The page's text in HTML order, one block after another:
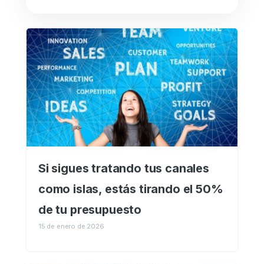
Si sigues tratando tus canales
como islas, estás tirando el 50%
de tu presupuesto
15 de enero de 2026